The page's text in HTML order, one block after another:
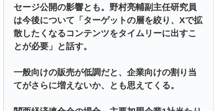
セージ公開の影響とも。野村亮輔副主任研究員
は今後について「ターゲットの層を絞り、Xで拡
散したくなるコンテンツをタイムリーに出すこ
とが必要」と話す。
一般向けの販売が低調だと、企業向けの割り当
てがさらに増えないか、とも思えてくる。